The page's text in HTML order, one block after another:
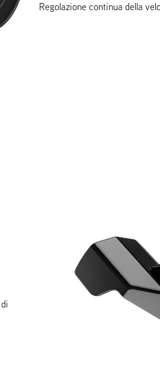
Regolazione continua della